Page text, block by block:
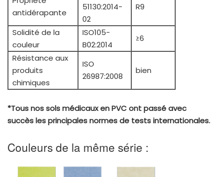
antidérapante
51130:2014-
02
R9
Solidité de la
couleur
ISO105-
B02:2014
≥6
Résistance aux
produits
chimiques
ISO
26987:2008
bien
*Tous nos sols médicaux en PVC ont passé avec
succès les principales normes de tests internationales.
Couleurs de la même série :